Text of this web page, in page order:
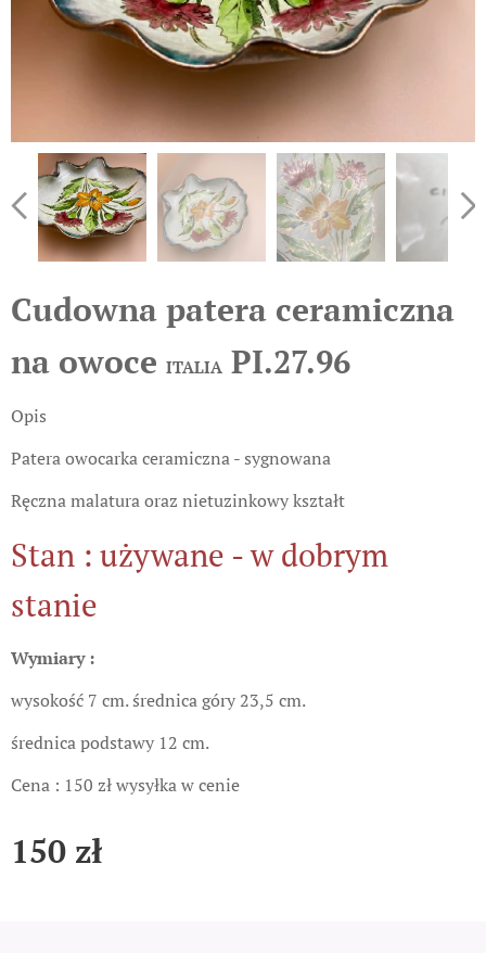
Cudowna patera ceramiczna
na owoce ITALIA PI.27.96
Opis
Patera owocarka ceramiczna - sygnowana
Ręczna malatura oraz nietuzinkowy kształt
Stan : używane - w dobrym
stanie
Wymiary :
wysokość 7 cm. średnica góry 23,5 cm.
średnica podstawy 12 cm.
Cena : 150 zł wysyłka w cenie
150 zł